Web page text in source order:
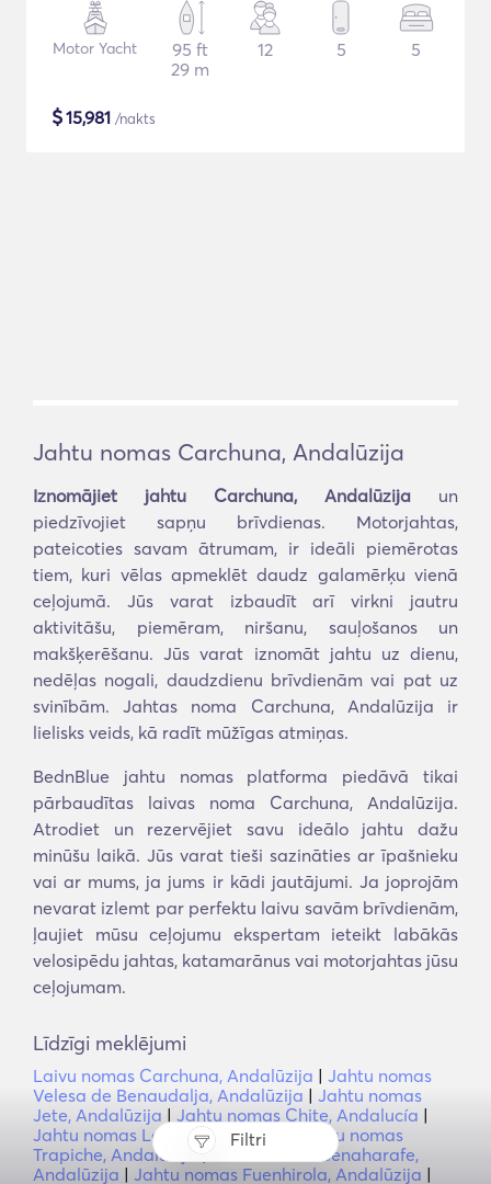
Filtri
Motor Yacht
95 ft
29 m
12 5 5
$15,981 /nakts
Jahtu nomas Carchuna, Andalūzija
Iznomājiet jahtu Carchuna, Andalūzija un
piedzīvojiet sapņu brīvdienas. Motorjahtas,
pateicoties savam ātrumam, ir ideāli piemērotas
tiem, kuri vēlas apmeklēt daudz galamērķu vienā
ceļojumā. Jūs varat izbaudīt arī virkni jautru
aktivitāšu, piemēram, niršanu, sauļošanos un
makšķerēšanu. Jūs varat iznomāt jahtu uz dienu,
nedēļas nogali, daudzdienu brīvdienām vai pat uz
svinībām. Jahtas noma Carchuna, Andalūzija ir
lielisks veids, kā radīt mūžīgas atmiņas.
BednBlue jahtu nomas platforma piedāvā tikai
pārbaudītas laivas noma Carchuna, Andalūzija.
Atrodiet un rezervējiet savu ideālo jahtu dažu
minūšu laikā. Jūs varat tieši sazināties ar īpašnieku
vai ar mums, ja jums ir kādi jautājumi. Ja joprojām
nevarat izlemt par perfektu laivu savām brīvdienām,
ļaujiet mūsu ceļojumu ekspertam ieteikt labākās
velosipēdu jahtas, katamarānus vai motorjahtas jūsu
ceļojumam.
Līdzīgi meklējumi
Laivu nomas Carchuna, Andalūzija | Jahtu nomas
Velesa de Benaudalja, Andalūzija | Jahtu nomas
Jete, Andalūzija | Jahtu nomas Chite, Andalucía |
Jahtu nomas Lagos, Andalūzija
Jahtu nomas
Trapiche, Andalūzija |
Jahtu nomas Benaharafe,
Andalūzija | Jahtu nomas Fuenhirola, Andalūzija |